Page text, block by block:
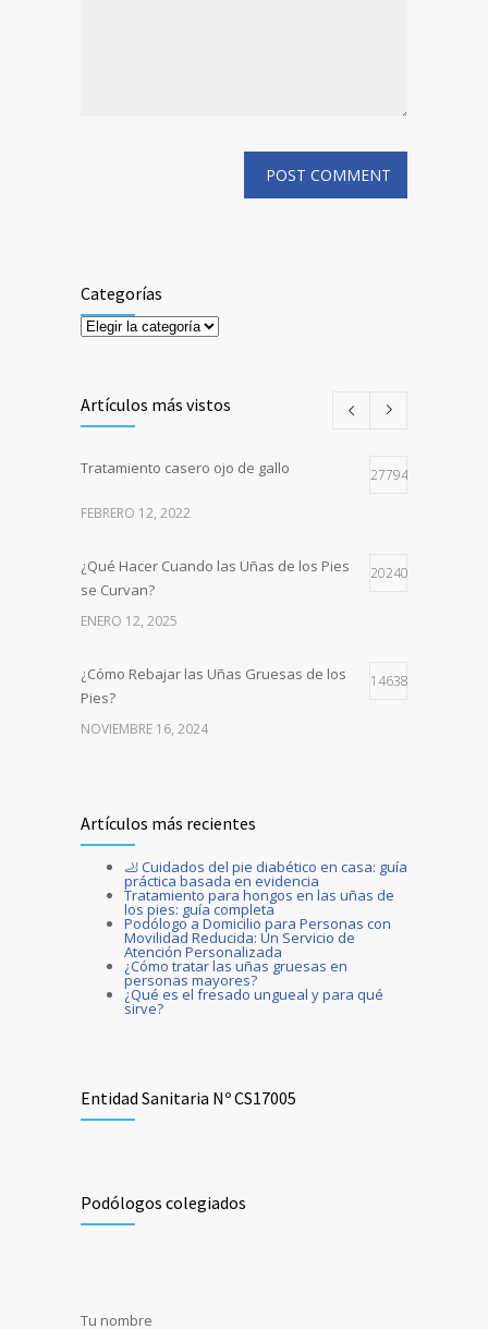
Categorías
Categorías
Artículos más vistos
Tratamiento casero ojo de gallo 27794
FEBRERO 12, 2022
¿Qué Hacer Cuando las Uñas de los Pies
se Curvan?
20240
ENERO 12, 2025
¿Cómo Rebajar las Uñas Gruesas de los
Pies?
14638
NOVIEMBRE 16, 2024
Diferencias entre pedicura y podología 9238
JUNIO 14, 2023
Artículos más recientes
🦶 Cuidados del pie diabético en casa: guía
práctica basada en evidencia
Tratamiento para hongos en las uñas de
los pies: guía completa
Podólogo a Domicilio para Personas con
Movilidad Reducida: Un Servicio de
Atención Personalizada
¿Cómo tratar las uñas gruesas en
personas mayores?
¿Qué es el fresado ungueal y para qué
sirve?
Entidad Sanitaria Nº CS17005
Podólogos colegiados
Tu nombre